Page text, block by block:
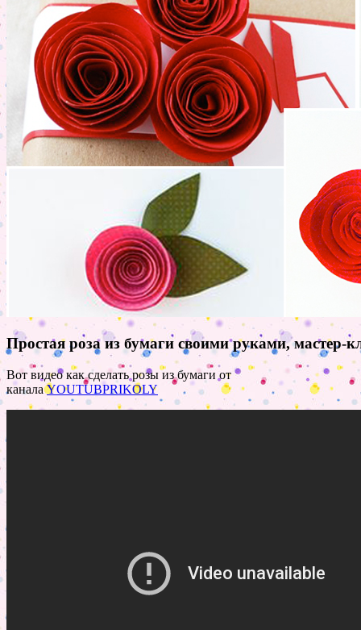
Простая роза из бумаги своими руками, мастер-
Вот видео как сделать розы из бумаги от
каналаYOUTUBPRIKOLY